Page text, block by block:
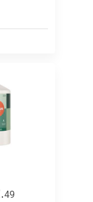
49